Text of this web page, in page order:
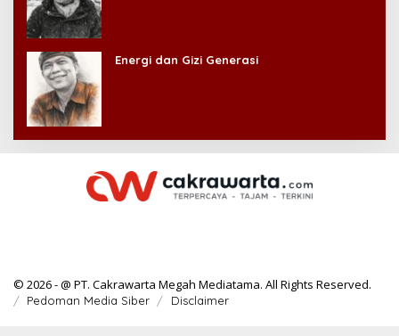
Energi dan Gizi Generasi
© 2026 - @ PT. Cakrawarta Megah Mediatama. All Rights Reserved.
Pedoman Media Siber Disclaimer